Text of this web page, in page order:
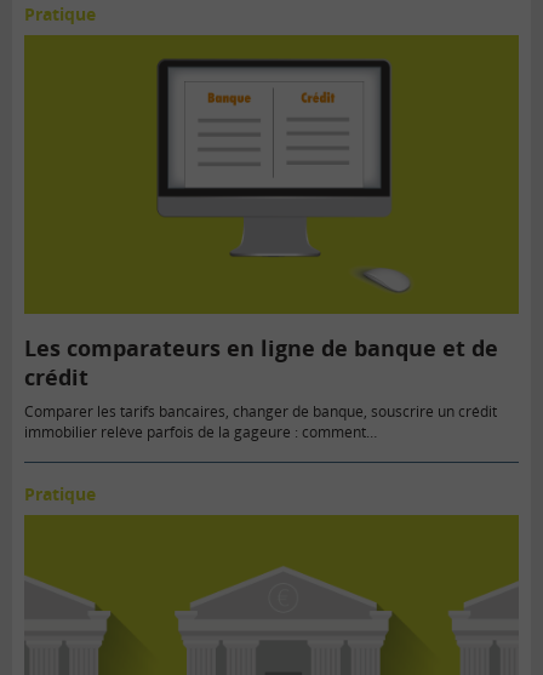
Pratique
Les comparateurs en ligne de banque et de
crédit
Comparer les tarifs bancaires, changer de banque, souscrire un crédit
immobilier relève parfois de la gageure : comment…
Pratique